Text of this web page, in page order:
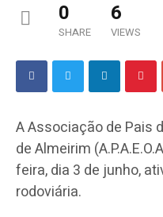
0
SHARE
6
VIEWS
A Associação de Pais
de Almeirim
feira, dia 3 de junho,
rodoviária.